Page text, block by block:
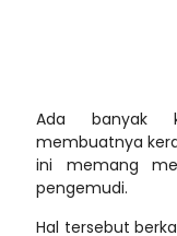
Ada banyak
membuatnya
ini memang
pengemudi.
Hal tersebut